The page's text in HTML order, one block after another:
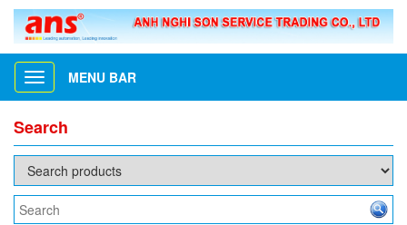
Toggle
navigation
MENU BAR
Search